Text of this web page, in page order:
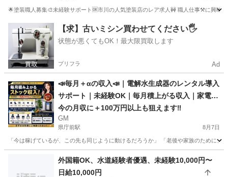
🌟塗装職人募集🎨未経験サポート🆗市川の人気塗装店のレア求人🚧 職人仕事⚒️に興味
千葉 市川市 妙典駅 その他
【求】古いミシン買わせてください🖐️
状態が悪くてもOK！最大限買取します
プリフラ Ad
📣毎月＋αの収入📣｜電解水生成器のレンタル導入
サポート｜未経験OK｜毎月積上がる収入｜家電取
付業者・営業職・個人の方も活躍中！｜千葉県 🔻
🔻🔻🔻🔻🔻🔻🔻🔻🔻🔻🔻🔻🔻
今の月収に＋100万円以上も狙えます‼️
GM
県庁前駅 8月7日
「今は稼げているが、この先も同じように動けるだろうか」 「老後や家族のため
県庁前駅 その他 サブスク
外国籍OK、水道経験者優遇、未経験10,000円〜
日給10,000円